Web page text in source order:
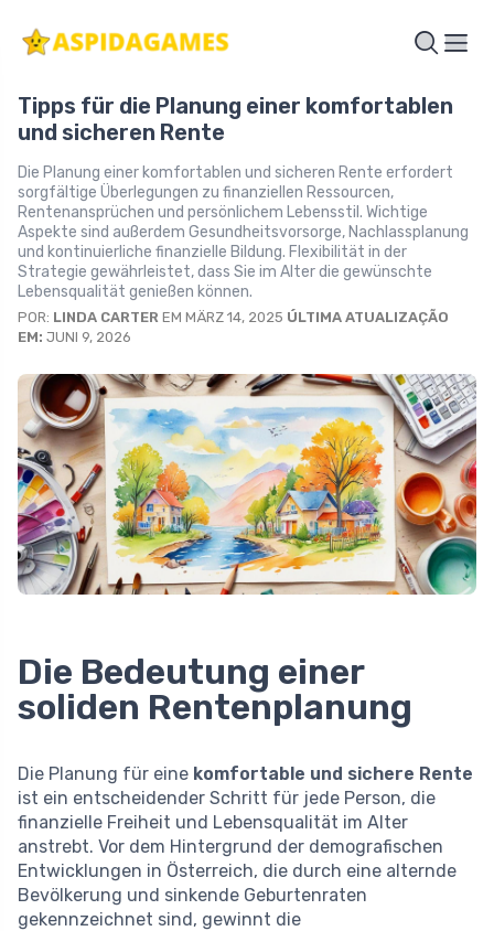
Tipps für die Planung einer komfortablen
und sicheren Rente
Die Planung einer komfortablen und sicheren Rente erfordert
sorgfältige Überlegungen zu finanziellen Ressourcen,
Rentenansprüchen und persönlichem Lebensstil. Wichtige
Aspekte sind außerdem Gesundheitsvorsorge, Nachlassplanung
und kontinuierliche finanzielle Bildung. Flexibilität in der
Strategie gewährleistet, dass Sie im Alter die gewünschte
Lebensqualität genießen können.
POR: LINDA CARTER EM MÄRZ 14, 2025 ÚLTIMA ATUALIZAÇÃO
EM: JUNI 9, 2026
Die Bedeutung einer
soliden Rentenplanung
Die Planung für eine komfortable und sichere Rente
ist ein entscheidender Schritt für jede Person, die
finanzielle Freiheit und Lebensqualität im Alter
anstrebt. Vor dem Hintergrund der demografischen
Entwicklungen in Österreich, die durch eine alternde
Bevölkerung und sinkende Geburtenraten
gekennzeichnet sind, gewinnt die